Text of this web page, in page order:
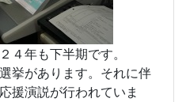
４年も下半期です。
挙があります。それに伴
援演説が行われていま